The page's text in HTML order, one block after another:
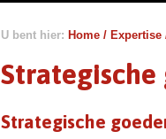
U bent hier: Home / Expertise
Strategische
Strategische